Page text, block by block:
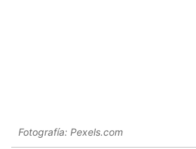
Fotografía: Pexels.com